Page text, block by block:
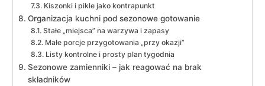
Kiszonki i pikle jako kontrapunkt
Organizacja kuchni pod sezonowe gotowanie
Stałe „miejsca” na warzywa i zapasy
Małe porcje przygotowania „przy okazji”
Listy kontrolne i prosty plan tygodnia
Sezonowe zamienniki – jak reagować na brak
składników